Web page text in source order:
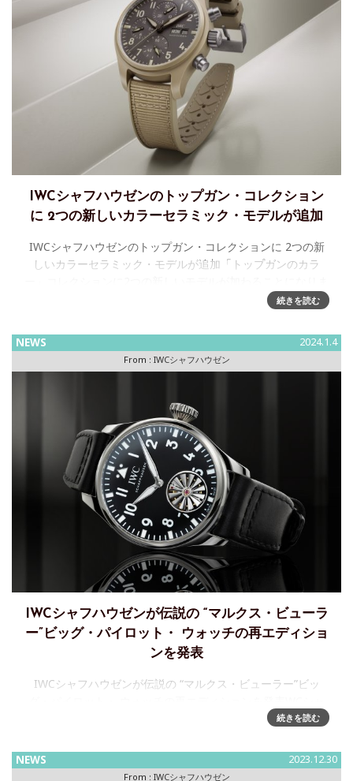
IWCシャフハウゼンのトップガン・コレクション
に 2つの新しいカラーセラミック・モデルが追加
IWCシャフハウゼンのトップガン・コレクションに 2つの新
しいカラーセラミック・モデルが追加「トップガンのカラ
した。 これにより、IWCシャフハウゼンは印象的なモノク
続きを読む
NEWS 2024.1.4
From : IWCシャフハウゼン
IWCシャフハウゼンが伝説の “マルクス・ビューラ
ー”ビッグ・パイロット・ ウォッチの再エディショ
ンを発表
IWCシャフハウゼンが伝説の “マルクス・ビューラー”ビッ
フハウゼンは、ビッグ・パイロット・ウォッチ 43・トゥール
続きを読む
NEWS 2023.12.30
From : IWCシャフハウゼン